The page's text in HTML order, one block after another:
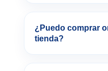
¿Puedo comprar
tienda?